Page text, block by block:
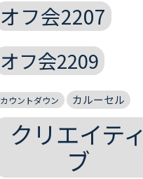
オフ会2207
オフ会2209
カウントダウン カルーセル
クリエイティ
ブ